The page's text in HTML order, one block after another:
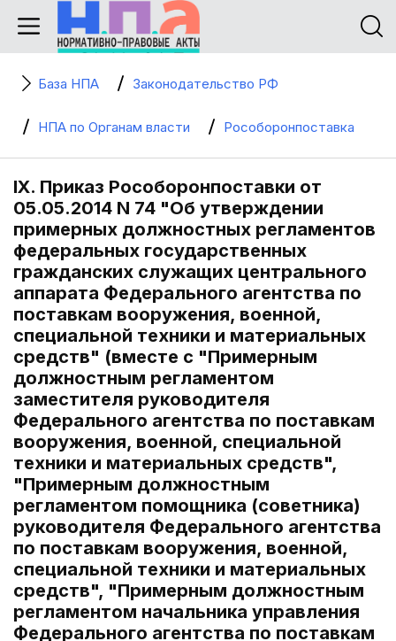
База НПА Законодательство РФ
НПА по Органам власти Рособоронпоставка
IX. Приказ Рособоронпоставки от
05.05.2014 N 74 "Об утверждении
примерных должностных регламентов
федеральных государственных
гражданских служащих центрального
аппарата Федерального агентства по
поставкам вооружения, военной,
специальной техники и материальных
средств" (вместе с "Примерным
должностным регламентом
заместителя руководителя
Федерального агентства по поставкам
вооружения, военной, специальной
техники и материальных средств",
"Примерным должностным
регламентом помощника (советника)
руководителя Федерального агентства
по поставкам вооружения, военной,
специальной техники и материальных
средств", "Примерным должностным
регламентом начальника управления
Федерального агентства по поставкам